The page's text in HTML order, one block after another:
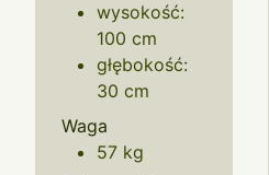
wysokość:
100 cm
głębokość:
30 cm
Waga
57 kg